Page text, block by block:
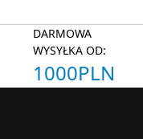
DARMOWA
WYSYŁKA OD:
1000PLN